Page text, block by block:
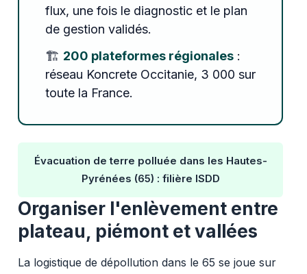
flux, une fois le diagnostic et le plan
de gestion validés.
🏗️ 200 plateformes régionales:
réseau Koncrete Occitanie, 3 000 sur
toute la France.
Évacuation de terre polluée dans les Hautes-
Pyrénées (65) : filière ISDD
Organiser l'enlèvement entre
plateau, piémont et vallées
La logistique de dépollution dans le 65 se joue sur